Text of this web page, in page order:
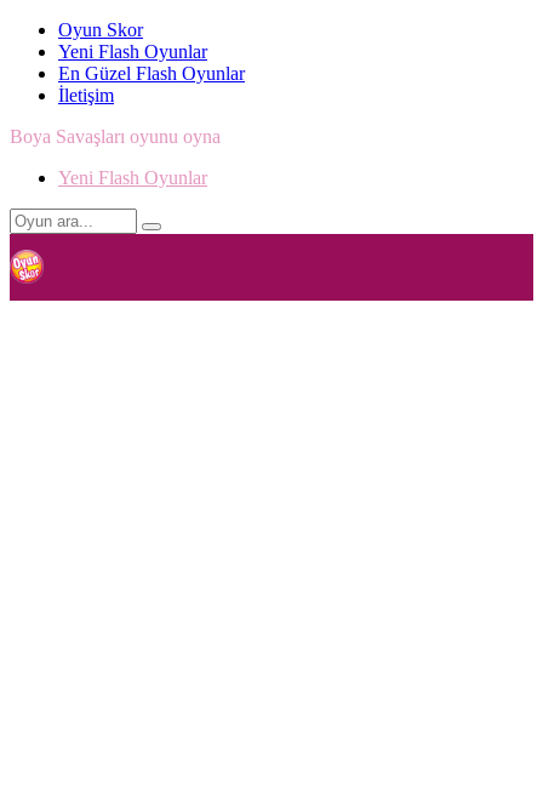
Oyun Skor
Yeni Flash Oyunlar
En Güzel Flash Oyunlar
İletişim
Boya Savaşları oyunu oyna
Yeni Flash Oyunlar